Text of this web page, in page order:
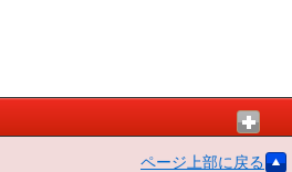
ページ上部に戻る